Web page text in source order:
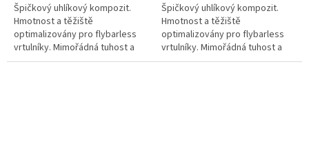
Špičkový uhlíkový kompozit.
Hmotnost a těžiště
optimalizovány pro flybarless
vrtulníky. Mimořádná tuhost a
odolnost, nízký odpor a stabilní
Špičkový uhlíkový kompozit.
Hmotnost a těžiště
optimalizovány pro flybarless
vrtulníky. Mimořádná tuhost a
odolnost, nízký odpor a stabilní